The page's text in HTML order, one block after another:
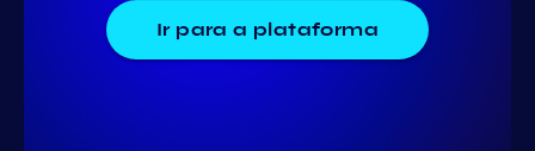
Ir para a plataforma